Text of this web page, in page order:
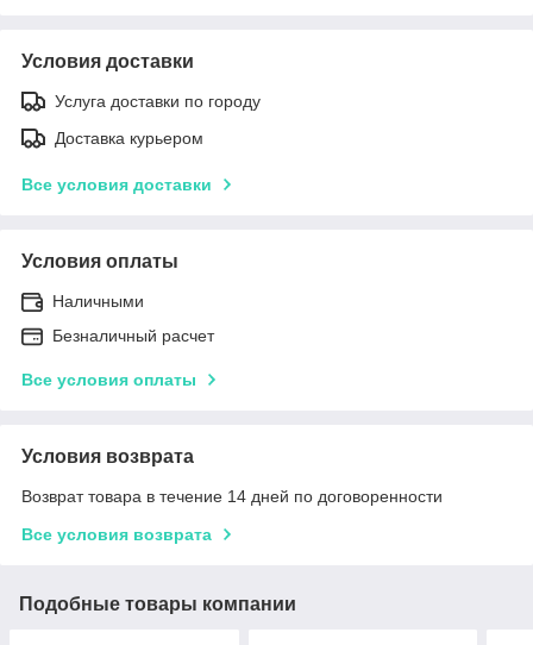
Условия доставки
Услуга доставки по городу
Доставка курьером
Все условия доставки
Условия оплаты
Наличными
Безналичный расчет
Все условия оплаты
Условия возврата
Возврат товара в течение 14 дней по договоренности
Все условия возврата
Подобные товары компании